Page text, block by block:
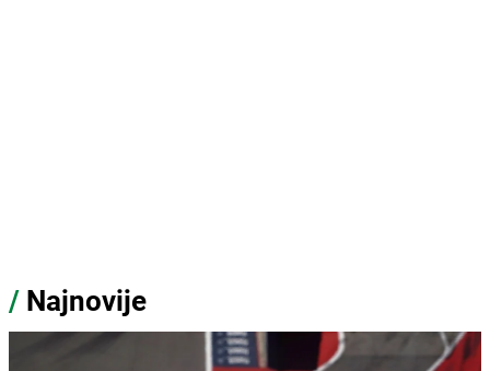
/ Najnovije